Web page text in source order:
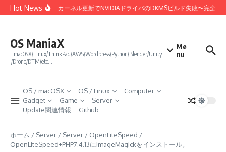
コンテンツへスキップ
Hot NewsLinux 7.0カーネル更新でNVIDIAドライバのDKMSビルド失敗〜完全復
OS ManiaX
"macOSX/Linux/ThinkPad/AWS/Wordpress/Python/Blender/Unity
/Drone/DTM/etc…"
Me
nu
OS / macOSX OS / Linux
Computer
Gadget
Game
Server
Update関連情報
Github
ホーム / Server / Server / OpenLiteSpeed /
OpenLiteSpeed+PHP7.4.13にImageMagickをインストール。